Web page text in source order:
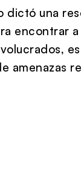
dictó una
encontrar
amenazas